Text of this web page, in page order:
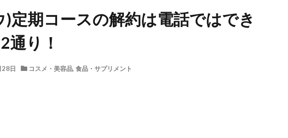
)定期コースの解約は電話ではでき
通り！
日 コスメ・美容品, 食品・サプリメント